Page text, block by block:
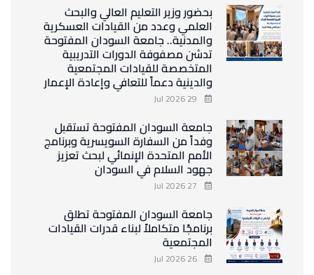
بحضور وزير التعليم العالي والبحث
العلمي وعدد من القيادات العسكرية
والمدنية.. جامعة السودان المفتوحة
تدشن مصفوفة الدورات التدريبية
المتخصصة للقيادات المجتمعية
والدينية دعماً للتعافي وإعادة الإعمار
جامعة السودان المفتوحة تستقبل
وفداً من السفارة السويسرية وبرنامج
الأمم المتحدة الإنمائي لبحث تعزيز
جهود السلام في السودان
جامعة السودان المفتوحة تطلق
برنامجًا متكاملاً لبناء قدرات القيادات
المجتمعية